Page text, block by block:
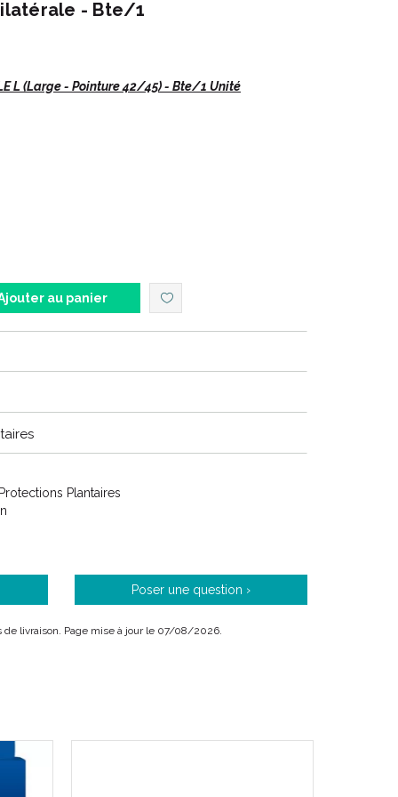
- Bte/1
L (Large - Pointure 42/45) - Bte/1 Unité
26.
au panier
Plantaires
Poser une question ›
de livraison. Page mise à jour le 07/08/2026.